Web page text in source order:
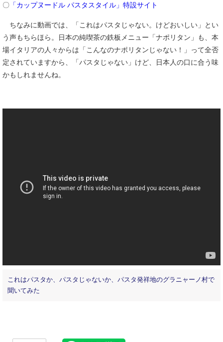
〇 「カップヌードル パスタスタイル」特設サイト
ちなみに動画では、「これはパスタじゃない。けどおいしい」とい
う声もちらほら。日本の純喫茶の鉄板メニュー「ナポリタン」も、本
場イタリアの人々からは「こんなのナポリタンじゃない！」って全否
定されていますから、「パスタじゃない」けど、日本人の口に合う味
かもしれませんね。
これはパスタか、パスタじゃないか、パスタ発祥地のグラニャーノ村で
聞いてみた